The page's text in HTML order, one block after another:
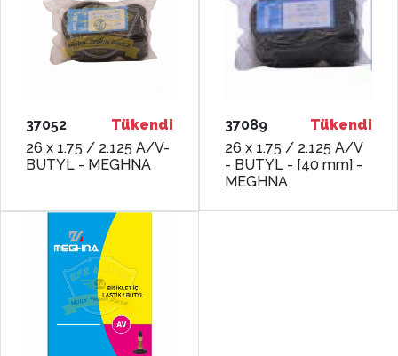
37052
Tükendi
26 x 1.75 / 2.125 A/V-
BUTYL - MEGHNA
37089
Tükendi
26 x 1.75 / 2.125 A/V
- BUTYL - [40 mm] -
MEGHNA